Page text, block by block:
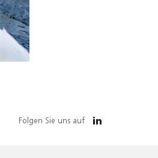
Folgen Sie uns auf